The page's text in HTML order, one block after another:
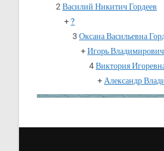
2 Василий Никитич Гордеев
+?
3 Оксана Васильевна
+Игорь
4Виктория
+ Александр